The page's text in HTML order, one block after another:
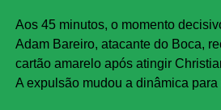
Aos 45 minutos, o momento
Adam Bareiro, atacante do Boca,
cartão amarelo após atingir
A expulsão mudou a dinâmica